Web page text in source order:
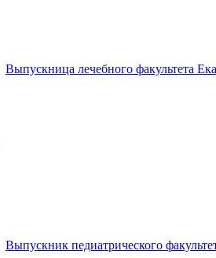
Выпускница лечебного факультета
Выпускник педиатрического